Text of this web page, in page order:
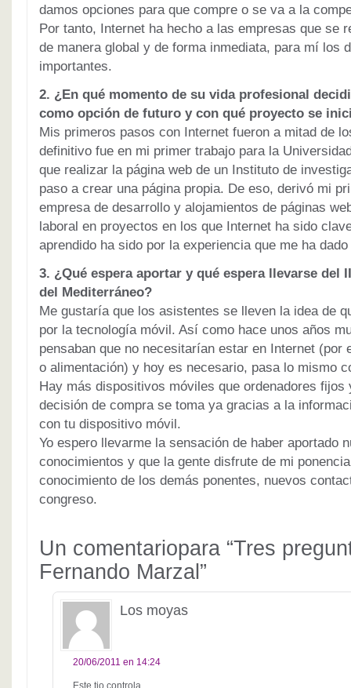
damos opciones para que compre o se va a la
Por tanto, Internet ha hecho a las empresas que se
de manera global y de forma inmediata, para mí los
importantes.
2. ¿En qué momento de su vida profesional
como opción de futuro y con qué proyecto se
Mis primeros pasos con Internet fueron a mitad de
definitivo fue en mi primer trabajo para la
que realizar la página web de un Instituto de
paso a crear una página propia. De eso, derivó mi
empresa de desarrollo y alojamientos de páginas
laboral en proyectos en los que Internet ha sido
aprendido ha sido por la experiencia que me ha
3. ¿Qué espera aportar y qué espera llevarse del
del Mediterráneo?
Me gustaría que los asistentes se lleven la idea de
por la tecnología móvil. Así como hace unos años
pensaban que no necesitarían estar en Internet (por
o alimentación) y hoy es necesario, pasa lo mismo
Hay más dispositivos móviles que ordenadores
decisión de compra se toma ya gracias a la
con tu dispositivo móvil.
Yo espero llevarme la sensación de haber aportado
conocimientos y que la gente disfrute de mi
conocimiento de los demás ponentes, nuevos
congreso.
Un comentariopara “Tres
Fernando Marzal”
Los moyas
20/06/2011 en 14:24
Este tio controla.